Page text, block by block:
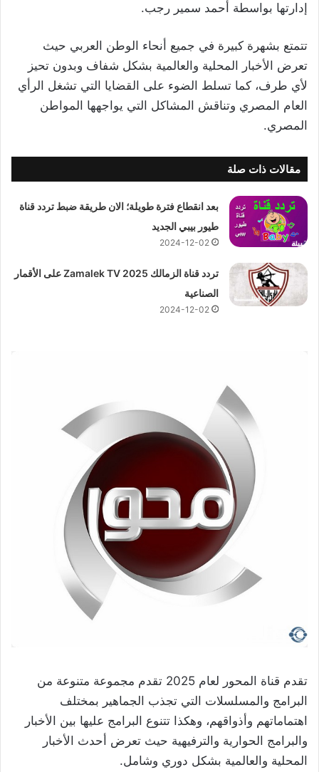
إدارتها بواسطة أحمد سمير رجب.
تتمتع بشهرة كبيرة في جميع أنحاء الوطن العربي حيث
تعرض الأخبار المحلية والعالمية بشكل شفاف وبدون تحيز
لأي طرف، كما تسلط الضوء على القضايا التي تشغل الرأي
العام المصري وتناقش المشاكل التي يواجهها المواطن
المصري.
مقالات ذات صلة
بعد انقطاع فترة طويلة؛ الان طريقة ضبط تردد قناة
طيور بيبي الجديد
2024-12-02
تردد قناة الزمالك 2025 Zamalek TV على الأقمار
الصناعية
2024-12-02
تقدم قناة المحور لعام 2025 تقدم مجموعة متنوعة من
البرامج والمسلسلات التي تجذب الجماهير بمختلف
اهتماماتهم وأذواقهم، وهكذا تتنوع البرامج عليها بين الأخبار
والبرامج الحوارية والترفيهية حيث تعرض أحدث الأخبار
المحلية والعالمية بشكل دوري وشامل.